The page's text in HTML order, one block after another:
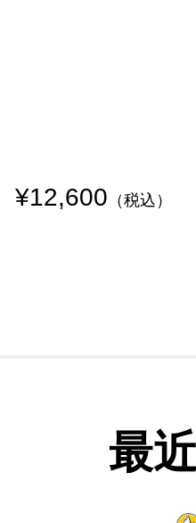
¥12,600 （税込）
最